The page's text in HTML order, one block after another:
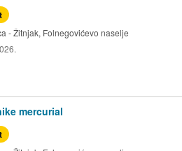
- Žitnjak, Folnegovićevo naselje
mercurial